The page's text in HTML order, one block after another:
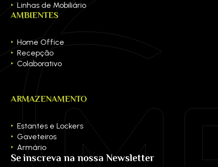
Linhas de Mobiliário
AMBIENTES
Home Office
Recepção
Colaborativo
ARMAZENAMENTO
Estantes e Lockers
Gaveteiros
Armário
Se inscreva na nossa Newsletter